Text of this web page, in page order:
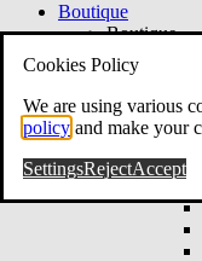
Boutique
Boutique
Voir tout
ORL
ORL
Voir
Cookies Policy
We are using various
policy and make your
SettingsRejectAccept